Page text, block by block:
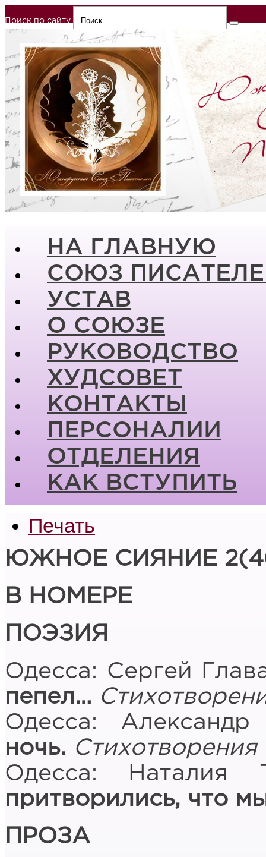
Поиск по сайту
НА ГЛАВНУЮ
СОЮЗ
УСТАВ
О СОЮЗЕ
РУКОВОДСТВО
ХУДСОВЕТ
КОНТАКТЫ
ПЕРСОНАЛИИ
ОТДЕЛЕНИЯ
КАК ВСТУПИТЬ
Печать
ЮЖНОЕ СИЯНИЕ
В НОМЕРЕ
ПОЭЗИЯ
Одесса: Сергей
пепел…
Одесса: Александр
ночь. Стихотворения
Одесса: Наталия
притворились, что
ПРОЗА